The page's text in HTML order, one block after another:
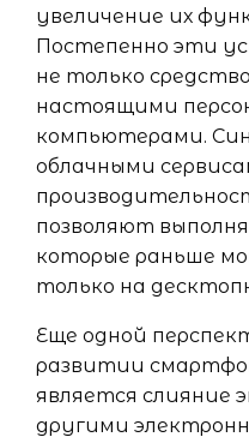
увеличение их
Постепенно эти
не только
настоящими
компьютерами.
облачными
позволяют
которые раньше
только на
Еще одной
развитии
является слияние
другими